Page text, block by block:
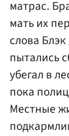
матрас.
мать их
слова Блэк
пытались
убегал в
пока
Местные